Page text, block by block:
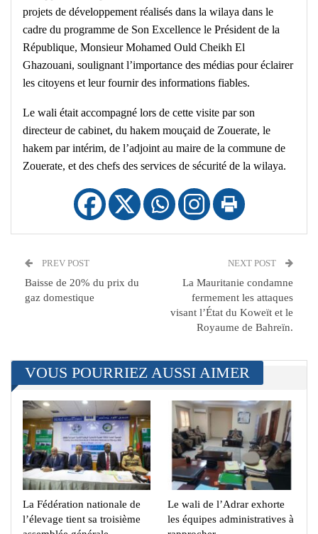
projets de développement réalisés dans la wilaya dans le
cadre du programme de Son Excellence le Président de la
République, Monsieur Mohamed Ould Cheikh El
Ghazouani, soulignant l’importance des médias pour éclairer
les citoyens et leur fournir des informations fiables.
Le wali était accompagné lors de cette visite par son
directeur de cabinet, du hakem mouçaid de Zouerate, le
hakem par intérim, de l’adjoint au maire de la commune de
Zouerate, et des chefs des services de sécurité de la wilaya.
PREV POST
Baisse de 20% du prix du
gaz domestique
NEXT POST
La Mauritanie condamne
fermement les attaques
visant l’État du Koweït et le
Royaume de Bahreïn.
VOUS POURRIEZ AUSSI AIMER
La Fédération nationale de
l’élevage tient sa troisième
Le wali de l’Adrar exhorte
les équipes administratives à